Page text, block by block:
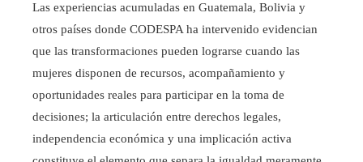
Las experiencias acumuladas en Guatemala, Bolivia y
otros países donde CODESPA ha intervenido evidencian
que las transformaciones pueden lograrse cuando las
mujeres disponen de recursos, acompañamiento y
oportunidades reales para participar en la toma de
decisiones; la articulación entre derechos legales,
independencia económica y una implicación activa